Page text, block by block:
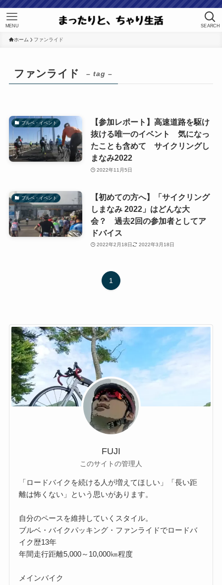
SEARCH
MENU
ホーム ファンライド
ファンライド – tag –
ブルベ・イベント
【参加レポート】高速道路を駆け
抜ける唯一のイベント 気になっ
たことも含めて サイクリングし
まなみ2022
2022年11月5日
ブルベ・イベント
【初めての方へ】「サイクリング
しまなみ 2022」はどんな大
会？ 過去2回の参加者としてア
ドバイス
2022年2月18日 2022年3月18日
1
FUJI
このサイトの管理人
「ロードバイクを続ける人が増えてほしい」「長い距
離は怖くない」という思いがあります。
自分のペースを維持していくスタイル。
ブルベ・バイクパッキング・ファンライドでロードバ
イク歴13年
年間走行距離5,000～10,000㎞程度
メインバイク